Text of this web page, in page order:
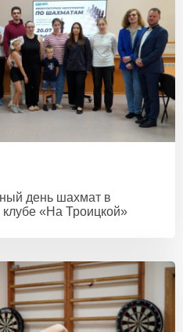
день шахмат в
«На Троицкой»